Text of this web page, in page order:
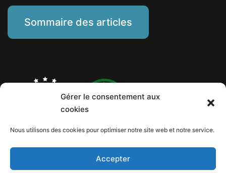
Gérer le consentement aux
cookies
Nous utilisons des cookies pour optimiser notre site web et notre service.
Accepter
Sommaire des articles
Numéro de Siret: 799 260 146 00029